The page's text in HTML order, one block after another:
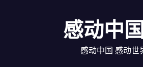
感动中
感动中国 感动世